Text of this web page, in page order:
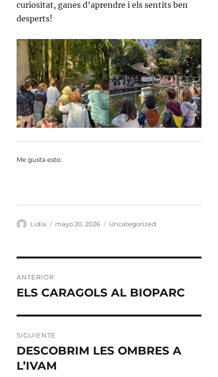
curiositat, ganes d’aprendre i els sentits ben
desperts!
Me gusta esto:
Autor
Lidia
Publicado
mayo 20, 2026 Categorías
Uncategorized
de
ANTERIOR
Entrada
ELS CARAGOLS AL BIOPARC
SIGUIENTE
Entrada
siguiente:
DESCOBRIM LES OMBRES A
L’IVAM